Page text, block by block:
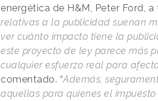
energética de H&M, Peter Ford, a
relativas a la publicidad suenan
ver cuánto impacto tiene la
este proyecto de ley parece más
cualquier esfuerzo real para
comentado. “Además,
aquellas para quienes el